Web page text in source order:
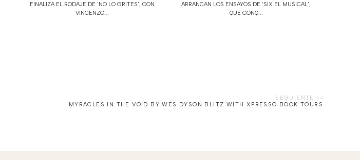
FINALIZA EL RODAJE DE 'NO LO GRITES', CON
VINCENZO...
ARRANCAN LOS ENSAYOS DE ‘SIX EL MUSICAL',
QUE CONQ...
MYRACLES IN THE VOID BY WES DYSON BLITZ WITH XPRESSO BOOK TOURS